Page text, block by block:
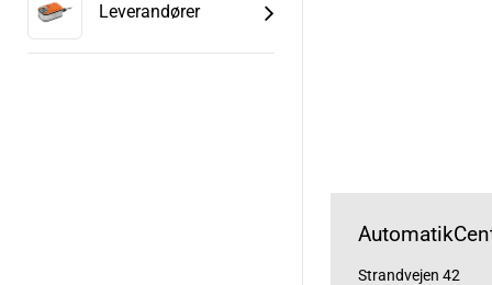
Leverandører
Strandvejen 42